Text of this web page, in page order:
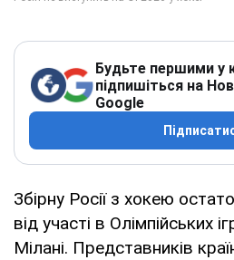
Будьте першими у
підпишіться на
Google
Збірну Росії з хокею
від участі в Олімпійських
Мілані. Представників